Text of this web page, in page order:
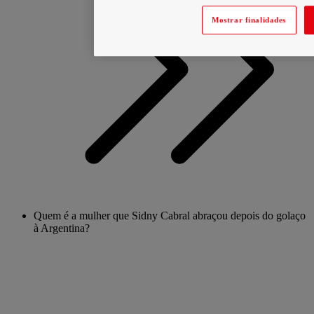
Quem é a mulher que Sidny Cabral abraçou depois do golaço
à Argentina?
Mostrar finalidades